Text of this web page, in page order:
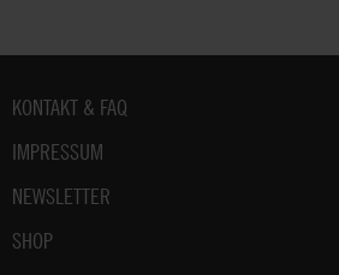
Fußbereich
KONTAKT & FAQ
IMPRESSUM
NEWSLETTER
SHOP